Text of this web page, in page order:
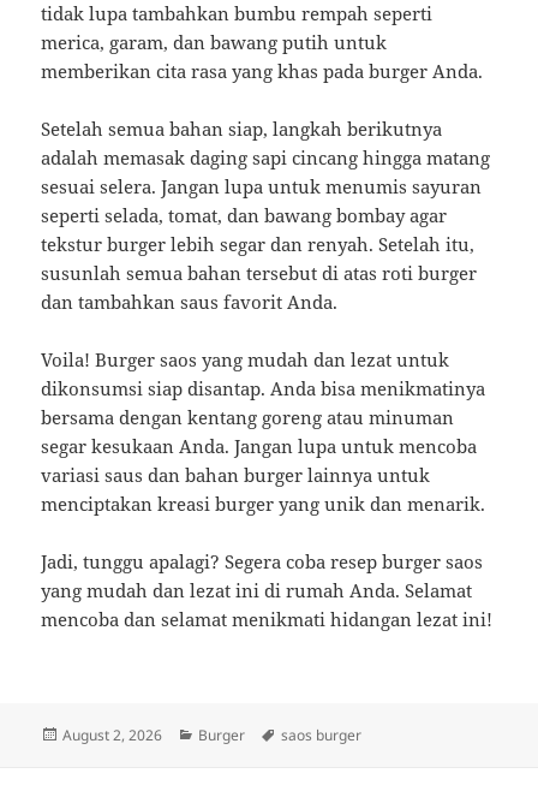
tidak lupa tambahkan bumbu rempah seperti
merica, garam, dan bawang putih untuk
memberikan cita rasa yang khas pada burger Anda.
Setelah semua bahan siap, langkah berikutnya
adalah memasak daging sapi cincang hingga matang
sesuai selera. Jangan lupa untuk menumis sayuran
seperti selada, tomat, dan bawang bombay agar
tekstur burger lebih segar dan renyah. Setelah itu,
susunlah semua bahan tersebut di atas roti burger
dan tambahkan saus favorit Anda.
Voila! Burger saos yang mudah dan lezat untuk
dikonsumsi siap disantap. Anda bisa menikmatinya
bersama dengan kentang goreng atau minuman
segar kesukaan Anda. Jangan lupa untuk mencoba
variasi saus dan bahan burger lainnya untuk
menciptakan kreasi burger yang unik dan menarik.
Jadi, tunggu apalagi? Segera coba resep burger saos
yang mudah dan lezat ini di rumah Anda. Selamat
mencoba dan selamat menikmati hidangan lezat ini!
Posted
August 2, 2026 Categories
Burger Tags
saos burger